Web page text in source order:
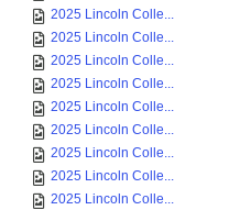
2025 Lincoln Colle...
2025 Lincoln Colle...
2025 Lincoln Colle...
2025 Lincoln Colle...
2025 Lincoln Colle...
2025 Lincoln Colle...
2025 Lincoln Colle...
2025 Lincoln Colle...
2025 Lincoln Colle...